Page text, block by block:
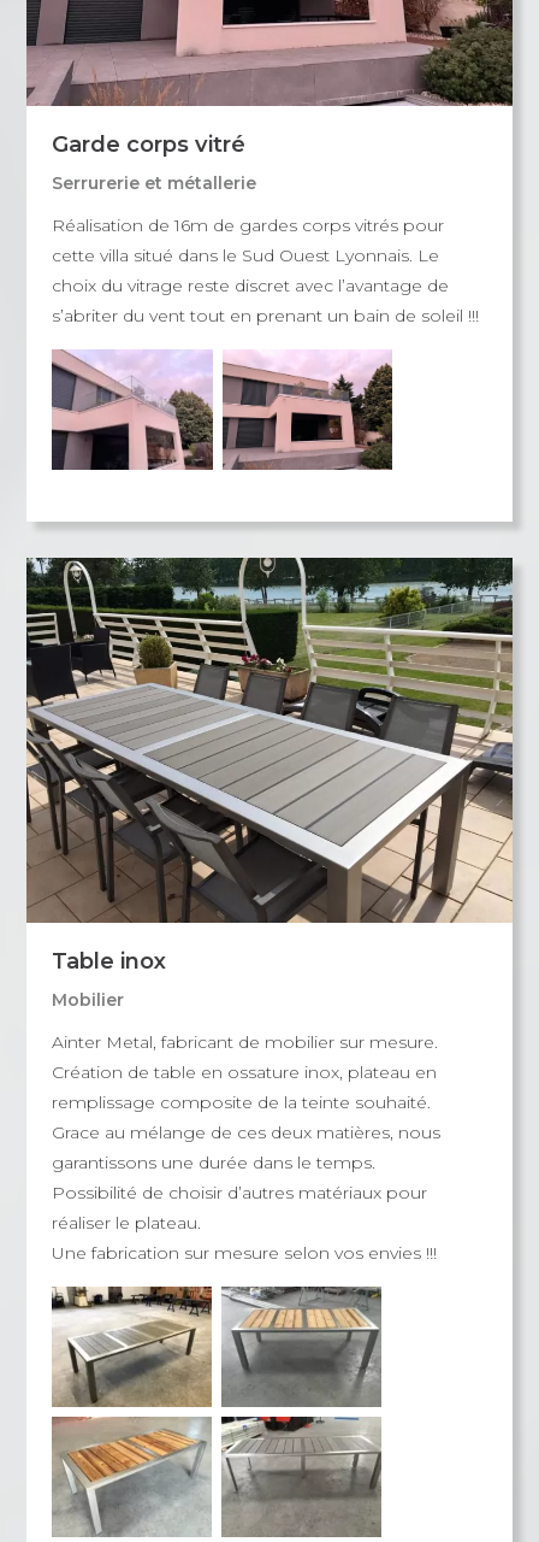
Garde corps vitré
Serrurerie et métallerie
Réalisation de 16m de gardes corps vitrés pour
cette villa situé dans le Sud Ouest Lyonnais. Le
choix du vitrage reste discret avec l’avantage de
s’abriter du vent tout en prenant un bain de soleil !!!
Table inox
Mobilier
Ainter Metal, fabricant de mobilier sur mesure.
Création de table en ossature inox, plateau en
remplissage composite de la teinte souhaité.
Grace au mélange de ces deux matières, nous
garantissons une durée dans le temps.
Possibilité de choisir d’autres matériaux pour
réaliser le plateau.
Une fabrication sur mesure selon vos envies !!!